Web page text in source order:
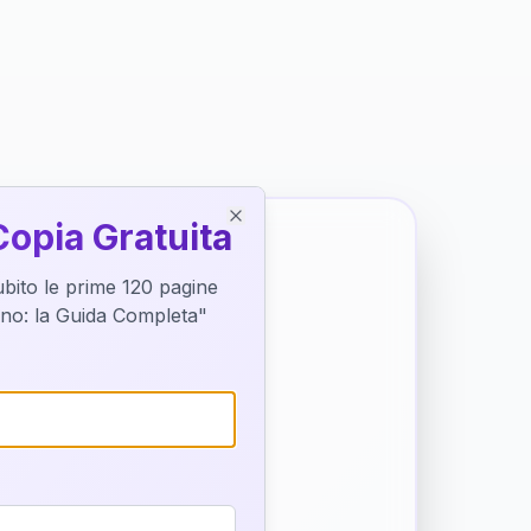
di
Gratuita
le prime 120 pagine
la Guida Completa"